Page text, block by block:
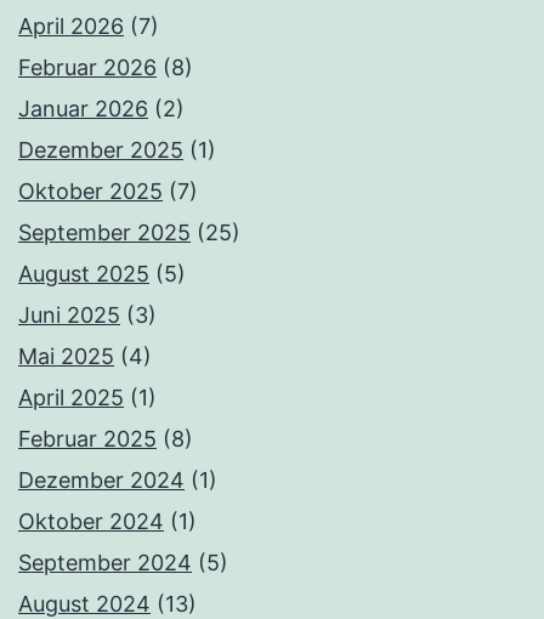
April 2026 (7)
Februar 2026 (8)
Januar 2026 (2)
Dezember 2025 (1)
Oktober 2025 (7)
September 2025 (25)
August 2025 (5)
Juni 2025 (3)
Mai 2025 (4)
April 2025 (1)
Februar 2025 (8)
Dezember 2024 (1)
Oktober 2024 (1)
September 2024 (5)
August 2024 (13)